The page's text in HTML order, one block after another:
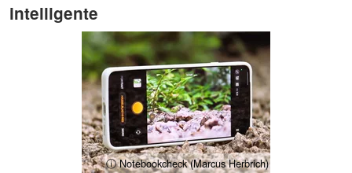
intelligente
ⓘ Notebookcheck (Marcus Herbrich)